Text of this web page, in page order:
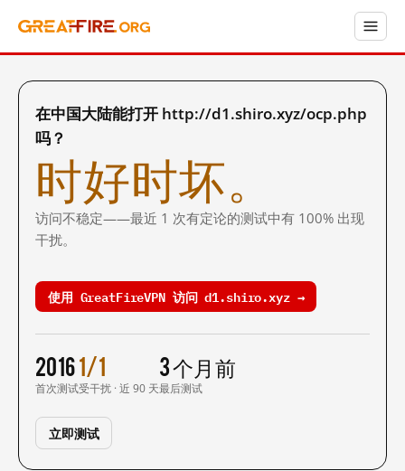
在中国大陆能打开 http://d1.shiro.xyz/ocp.php
吗？
时好时坏。
访问不稳定——最近 1 次有定论的测试中有 100% 出现
干扰。
使用 GreatFireVPN 访问 d1.shiro.xyz →
2016
首次测试
1/1
受干扰 · 近 90 天
3 个月前
最后测试
立即测试